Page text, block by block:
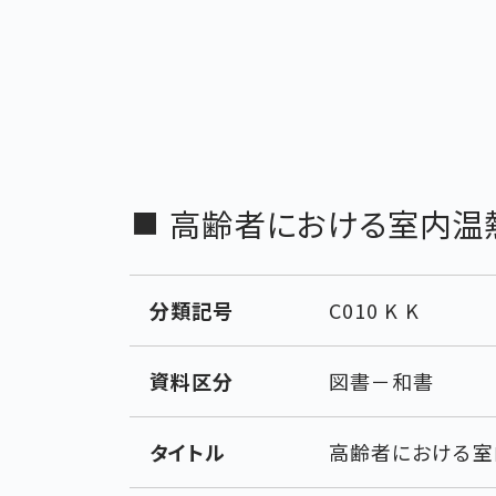
高齢者における室内
分類記号 C010 K K
資料区分 図書－和書
タイトル 高齢者における